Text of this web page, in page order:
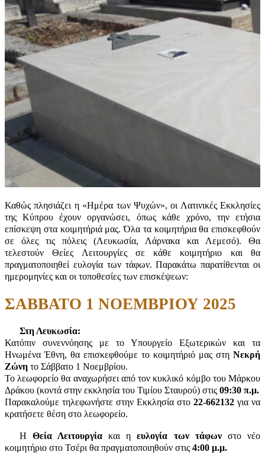
Καθώς πλησιάζει η «Ημέρα των Ψυχών», οι Λατινικές Εκκλησίες
της Κύπρου έχουν οργανώσει, όπως κάθε χρόνο, την ετήσια
επίσκεψη στα κοιμητήριά μας. Όλα τα κοιμητήρια θα επισκεφθούν
σε όλες τις πόλεις (Λευκωσία, Λάρνακα και Λεμεσό). Θα
τελεστούν Θείες Λειτουργίες σε κάθε κοιμητήριο και θα
πραγματοποιηθεί ευλογία των τάφων. Παρακάτω παρατίθενται οι
ημερομηνίες και οι τοποθεσίες των επισκέψεων:
ΣΑΒΒΑΤΟ 1 ΝΟΕΜΒΡΙΟΥ 2025
Στη Λευκωσία:
Κατόπιν συνεννόησης με το Υπουργείο Εξωτερικών και τα
Ηνωμένα Έθνη, θα επισκεφθούμε το κοιμητήριό μας στη Νεκρή
Ζώνη το Σάββατο 1 Νοεμβρίου.
Το λεωφορείο θα αναχωρήσει από τον κυκλικό κόμβο του Μάρκου
Δράκου (κοντά στην εκκλησία του Τιμίου Σταυρού) στις 09:30 π.μ.
Παρακαλούμε τηλεφωνήστε στην Εκκλησία στο 22-662132 για να
κρατήσετε θέση στο λεωφορείο.
Η Θεία Λειτουργίακαι ηευλογία των τάφωνστο νέο
κοιμητήριο στο Τσέρι θα πραγματοποιηθούν στις 4:00 μ.μ.